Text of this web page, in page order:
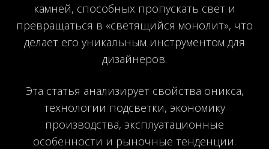
камней, способных пропускать свет и
превращаться в «светящийся монолит», что
делает его уникальным инструментом для
дизайнеров.
Эта статья анализирует свойства оникса,
технологии подсветки, экономику
производства, эксплуатационные
особенности и рыночные тенденции.